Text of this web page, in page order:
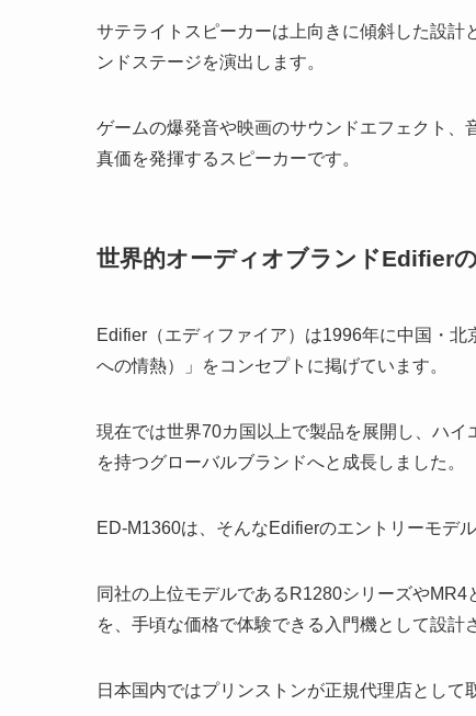
サテライトスピーカーは上向きに傾斜した設計
ンドステージを演出します。
ゲームの爆発音や映画のサウンドエフェクト、
真価を発揮するスピーカーです。
世界的オーディオブランドEdifier
Edifier（エディファイア）は1996年に中国・
への情熱）」をコンセプトに掲げています。
現在では世界70カ国以上で製品を展開し、ハ
を持つグローバルブランドへと成長しました。
ED-M1360は、そんなEdifierのエントリーモデ
同社の上位モデルであるR1280シリーズや
を、手頃な価格で体験できる入門機として設計
日本国内ではプリンストンが正規代理店として